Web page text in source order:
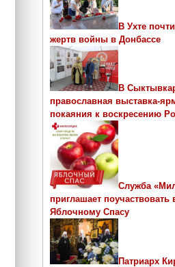
В Ухте
жертв войны в Донбассе
В
православная выставка-
покаяния к воскресению
Служба
приглашает поучаствовать
Яблочному Спасу
Патриарх